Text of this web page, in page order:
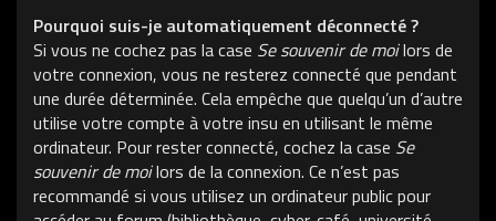
Pourquoi suis-je automatiquement déconnecté ?
Si vous ne cochez pas la case Se souvenir de moilors de
votre connexion, vous ne resterez connecté que pendant
une durée déterminée. Cela empêche que quelqu’un d’autre
utilise votre compte à votre insu en utilisant le même
ordinateur. Pour rester connecté, cochez la case Se
souvenir de moilors de la connexion. Ce n’est pas
recommandé si vous utilisez un ordinateur public pour